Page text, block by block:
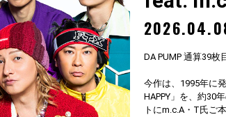
DA PUMP 通算39枚
今作は、1995年に
HAPPY」を、約30
トにm.c.A・T氏ご